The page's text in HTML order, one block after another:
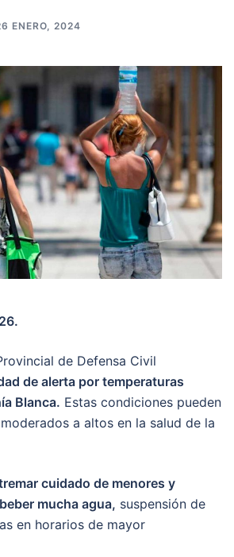
ENERO, 2024
de Defensa Civil
de alerta por temperaturas
Blanca. Estas condiciones pueden
a altos en la salud de la
cuidado de menores y
mucha agua, suspensión de
en horarios de mayor